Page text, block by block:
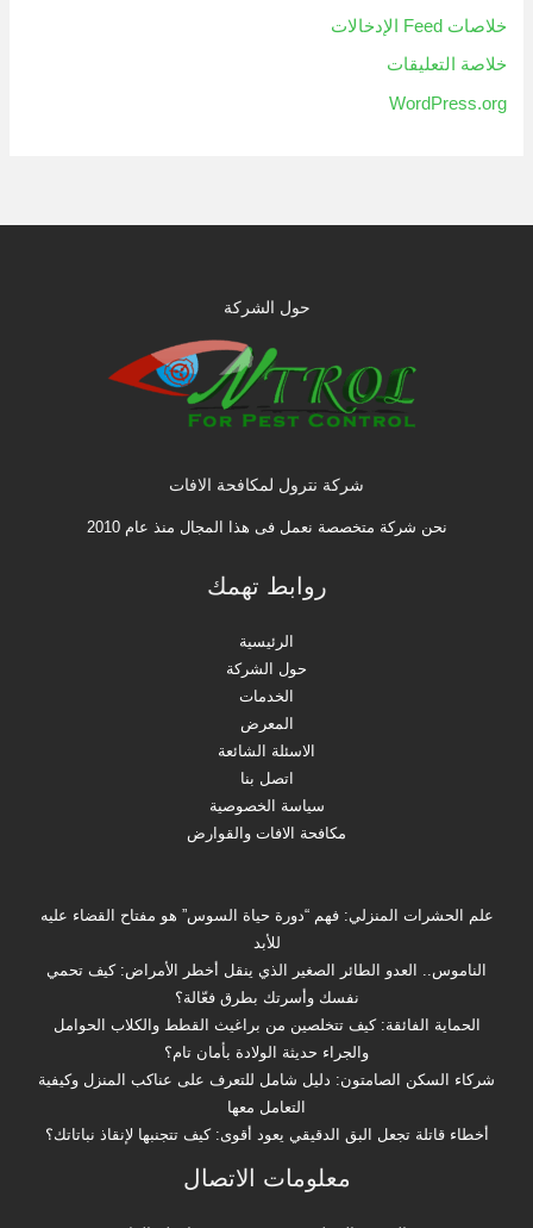
خلاصات Feed الإدخالات
خلاصة التعليقات
WordPress.org
حول الشركة
شركة نترول لمكافحة الافات
نحن شركة متخصصة نعمل فى هذا المجال منذ عام 2010
روابط تهمك
الرئيسية
حول الشركة
الخدمات
المعرض
الاسئلة الشائعة
اتصل بنا
سياسة الخصوصية
مكافحة الافات والقوارض
علم الحشرات المنزلي: فهم “دورة حياة السوس” هو مفتاح القضاء عليه
للأبد
الناموس.. العدو الطائر الصغير الذي ينقل أخطر الأمراض: كيف تحمي
نفسك وأسرتك بطرق فعّالة؟
الحماية الفائقة: كيف تتخلصين من براغيث القطط والكلاب الحوامل
والجراء حديثة الولادة بأمان تام؟
شركاء السكن الصامتون: دليل شامل للتعرف على عناكب المنزل وكيفية
التعامل معها
أخطاء قاتلة تجعل البق الدقيقي يعود أقوى: كيف تتجنبها لإنقاذ نباتاتك؟
معلومات الاتصال